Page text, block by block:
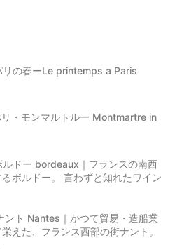
リの春ーLe printemps a Paris
リ・モンマルトルー Montmartre in
ルドー bordeaux｜フランスの南西
ボルドー。 言わずと知れたワイン
ント Nantes｜かつて貿易・造船業
えた、フランス西部の街ナント。